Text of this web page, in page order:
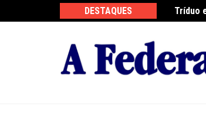
DESTAQUES Tríduo